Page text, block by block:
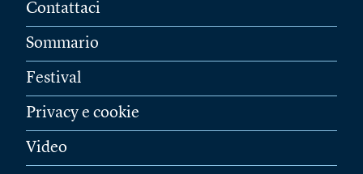
Contattaci
Sommario
Festival
Privacy e cookie
Video